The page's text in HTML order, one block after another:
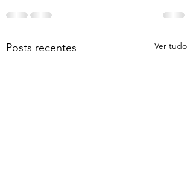
Posts recentes Ver tudo